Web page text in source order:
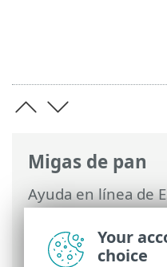
Migas de pan
Ayuda en línea de
Security>
Protecciones>
Web> Control Web
Your
choice